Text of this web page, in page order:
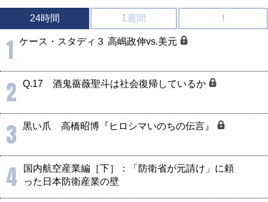
24時間 1週間 f
1 ケース・スタディ３ 高嶋政伸vs.美元
2 Q.17 酒鬼薔薇聖斗は社会復帰しているか
3 黒い爪 高橋昭博『ヒロシマいのちの伝言』
4
国内航空産業編［下］：「防衛省が元請け」に頼
った日本防衛産業の壁